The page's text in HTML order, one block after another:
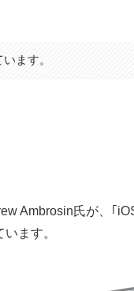
ます。
Ambrosin氏が、｢
ます。